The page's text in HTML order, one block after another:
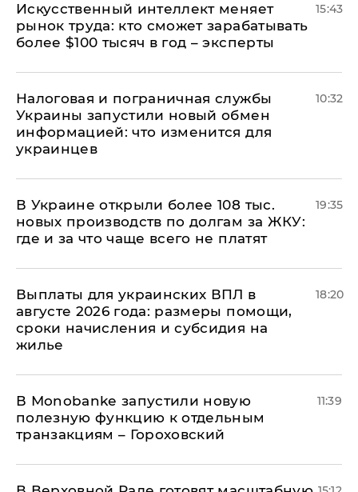
Искусственный интеллект меняет
рынок труда: кто сможет зарабатывать
более $100 тысяч в год – эксперты
15:43
Налоговая и пограничная службы
Украины запустили новый обмен
информацией: что изменится для
украинцев
10:32
В Украине открыли более 108 тыс.
новых производств по долгам за ЖКУ:
где и за что чаще всего не платят
19:35
Выплаты для украинских ВПЛ в
августе 2026 года: размеры помощи,
сроки начисления и субсидия на
жилье
18:20
В Мonobankе запустили новую
полезную функцию к отдельным
транзакциям – Гороховский
11:39